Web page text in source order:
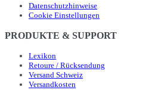
Datenschutzhinweise
Cookie Einstellungen
PRODUKTE & SUPPORT
Lexikon
Retoure / Rücksendung
Versand Schweiz
Versandkosten